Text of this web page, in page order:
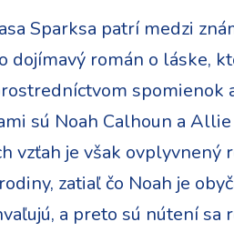
Sparksa patrí medzi
román o láske,
spomienok
sú Noah Calhoun a
vzťah je však
zatiaľ čo Noah je
a preto sú nútení sa